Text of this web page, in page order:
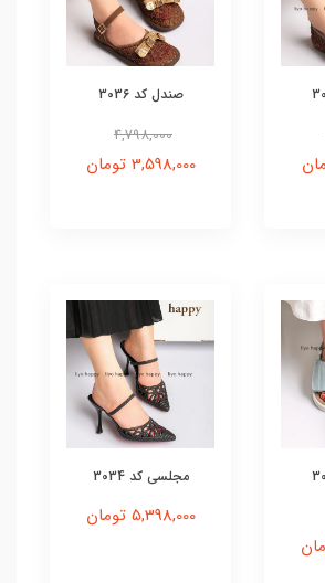
صندل کد 3036
4,798,000
3,598,000 تومان
مجلسی کد 3034
5,398,000 تومان